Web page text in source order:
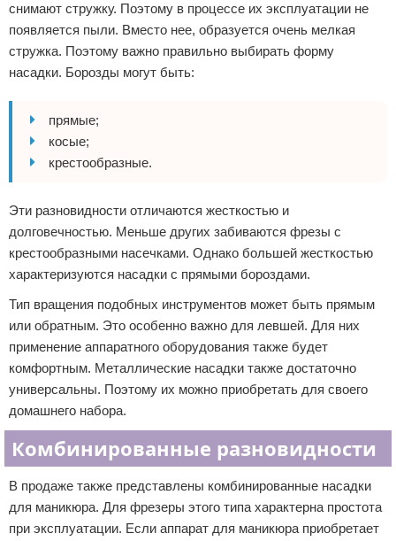
снимают стружку. Поэтому в процессе их эксплуатации не
появляется пыли. Вместо нее, образуется очень мелкая
стружка. Поэтому важно правильно выбирать форму
насадки. Борозды могут быть:
прямые;
косые;
крестообразные.
Эти разновидности отличаются жесткостью и
долговечностью. Меньше других забиваются фрезы с
крестообразными насечками. Однако большей жесткостью
характеризуются насадки с прямыми бороздами.
Тип вращения подобных инструментов может быть прямым
или обратным. Это особенно важно для левшей. Для них
применение аппаратного оборудования также будет
комфортным. Металлические насадки также достаточно
универсальны. Поэтому их можно приобретать для своего
домашнего набора.
Комбинированные разновидности
В продаже также представлены комбинированные насадки
для маникюра. Для фрезеры этого типа характерна простота
при эксплуатации. Если аппарат для маникюра приобретает